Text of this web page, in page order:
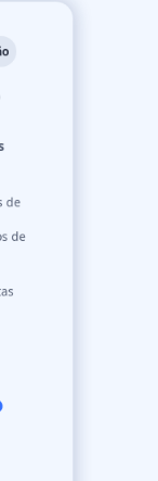
de
de